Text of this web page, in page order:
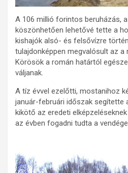
A 106 millió forintos beruházás,
köszönhetően lehetővé tette a
kishajók alsó- és felsővízre
tulajdonképpen megvalósult az a
Körösök a román határtól
váljanak.
A tíz évvel ezelőtti, mostanihoz
január-februári időszak segítette
kikötő az eredeti
az évben fogadni tudta a